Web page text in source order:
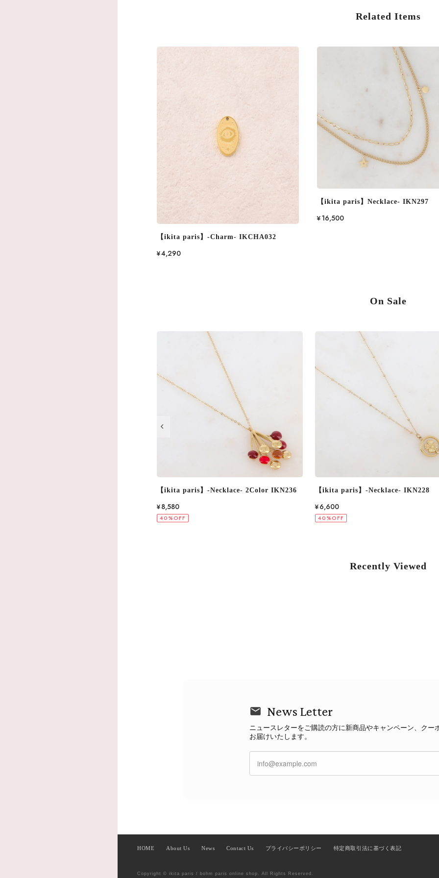
Related Items
【ikita paris】-Charm- IKCHA032
¥4,290
【ikita paris】Necklace- IKN297
¥16,500
On Sale
【ikita paris】-Necklace- IKN228
¥6,600
40%OFF
【ikita paris】-Necklace- IKN258
¥7,260
40%OFF
Recently Viewed
News Letter
ニュースレターをご購読の方に新商品やキャンペーン、クー
お届けいたします。
HOME About Us News Contact Us プライバシーポリシー 特定商取引法に基づく表記
Copyright © ikita paris / bohm paris online shop. All Rights Reserved.